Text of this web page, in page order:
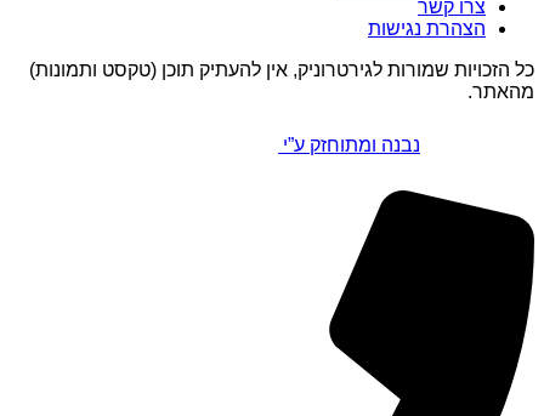
צרו קשר
הצהרת נגישות
כל הזכויות שמורות לגירטרוניק, אין להעתיק תוכן (טקסט ותמונות)
מהאתר.
נבנה ומתוחזק ע”י